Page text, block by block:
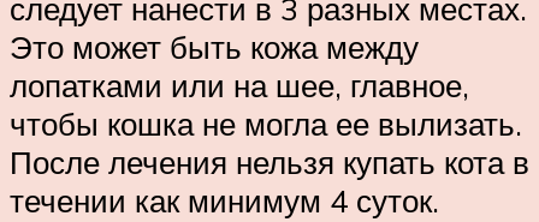
следует нанести в 3 разных местах.
Это может быть кожа между
лопатками или на шее, главное,
чтобы кошка не могла ее вылизать.
После лечения нельзя купать кота в
течении как минимум 4 суток.